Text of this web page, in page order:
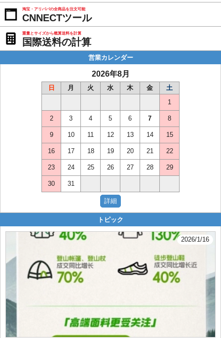
淘宝・アリババの全商品を注文可能
CNNECTツール
重量とサイズから概算送料を計算
国際送料の計算
営業カレンダー
2026年8月
日 月 火 水 木 金
土
1
2 3 4 5 6 7 8
9 10 11 12 13 14 15
16 17 18 19 20 21 22
23 24 25 26 27 28 29
30 31
トピック
2026/1/16